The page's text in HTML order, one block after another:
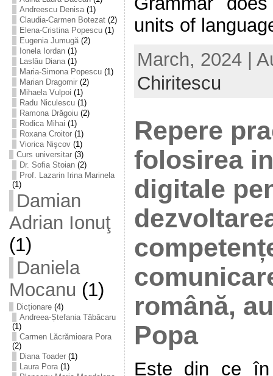
Andreescu Denisa(1)
Claudia-Carmen Botezat(2)
Elena-Cristina Popescu(1)
Eugenia Jumugă(2)
Ionela Iordan(1)
Laslău Diana(1)
Maria-Simona Popescu(1)
Marian Dragomir(2)
Mihaela Vulpoi (1)
Radu Niculescu(1)
Ramona Drăgoiu(2)
Rodica Mihai (1)
Roxana Croitor(1)
Viorica Nişcov(1)
Curs universitar(3)
Dr. Sofia Stoian(2)
Prof. Lazarin Irina Marinela
(1)
Damian
Adrian Ionuţ
(1)
Daniela
Mocanu (1)
Dicționare(4)
Andreea-Ștefania Tăbăcaru
(1)
Carmen Lăcrămioara Pora
(2)
Diana Toader(1)
Laura Pora(1)
units of
March, 2024 |
Chiritescu
Repere
folosirea
digitale
română,
Popa
Este din ce